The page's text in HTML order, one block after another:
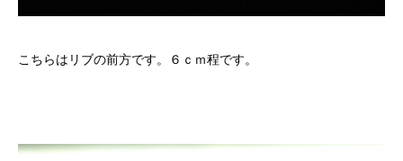
こちらはリブの前方です。６ｃｍ程です。